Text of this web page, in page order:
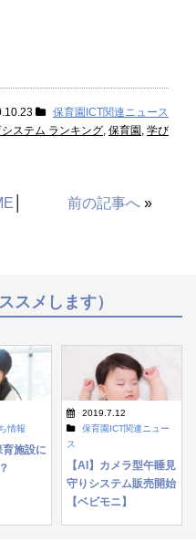
保育園ICT関連ニュース
ステム ランキング 保育園 学び
前の記事へ»
スメします）
情報
育施設に
2019.7.12
保育園ICT関連ニュー
ス
【AI】カメラ型午睡見
守りシステム販売開始
【ベビモニ】